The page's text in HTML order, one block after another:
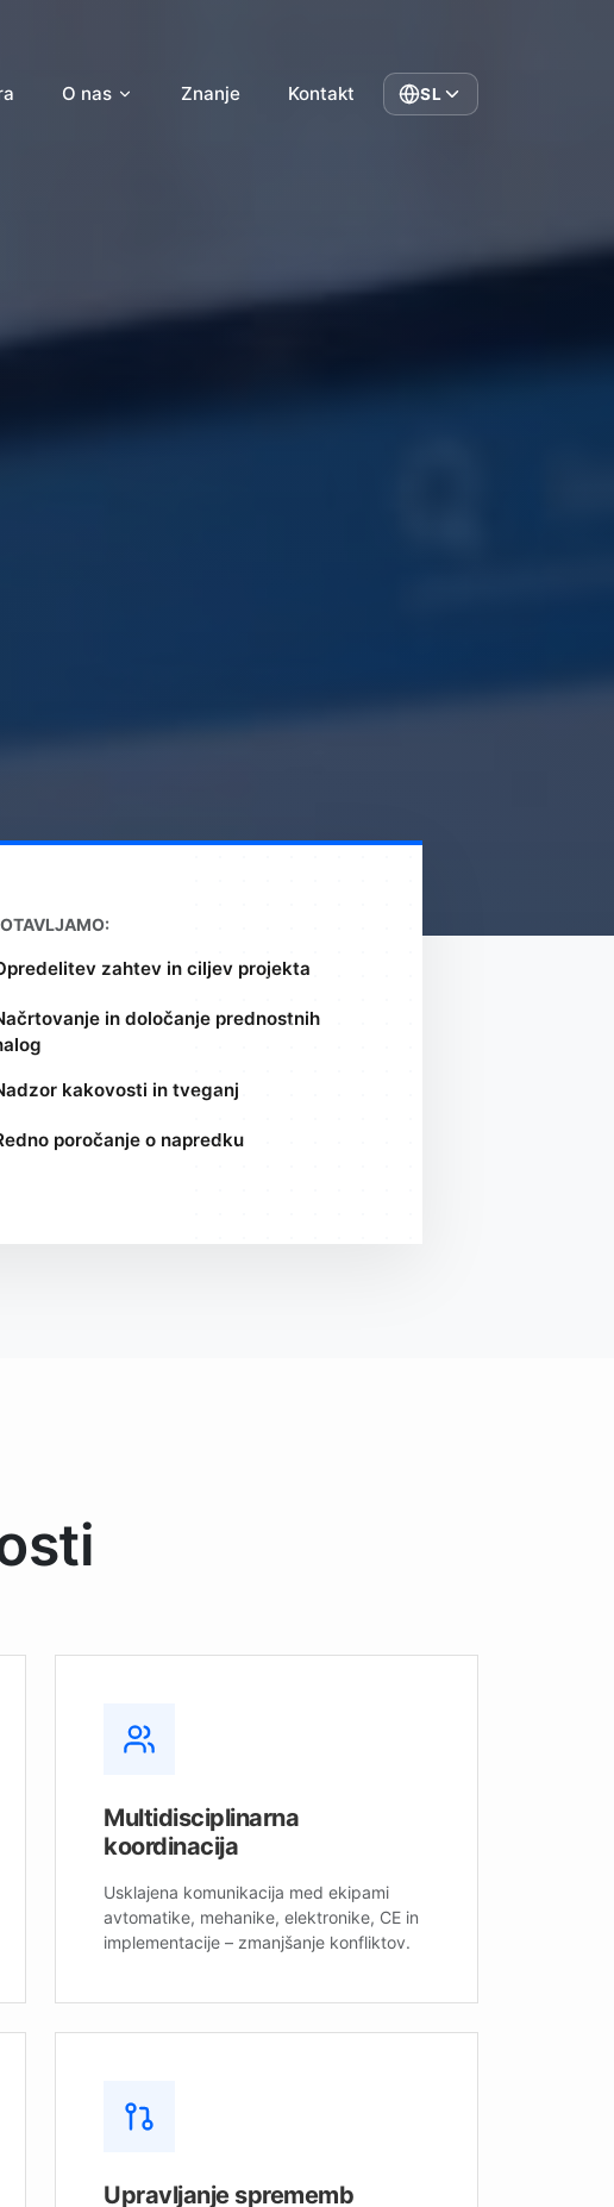
O nas Znanje Kontakt SL
zahtev in ciljev projekta
in določanje prednostnih
kakovosti in tveganj
poročanje o napredku
Multidisciplinarna
koordinacija
Usklajena komunikacija med ekipami
avtomatike, mehanike, elektronike, CE in
implementacije – zmanjšanje konfliktov.
Upravljanje sprememb